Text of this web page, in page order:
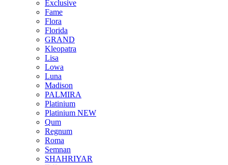
Exclusive
Fame
Flora
Florida
GRAND
Kleopatra
Lisa
Lowa
Luna
Madison
PALMIRA
Platinium
Platinium NEW
Qum
Regnum
Roma
Semnan
SHAHRIYAR